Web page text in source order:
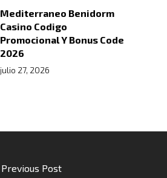
Mediterraneo Benidorm
Casino Codigo
Promocional Y Bonus Code
2026
julio 27, 2026
Previous Post
Plataforma RRHH